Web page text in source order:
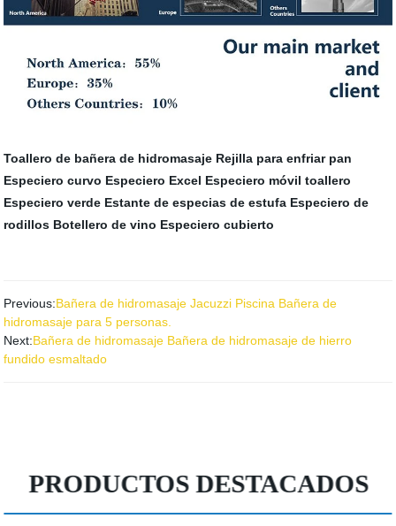
Toallero de bañera de hidromasaje Rejilla para enfriar pan
Especiero curvo Especiero Excel Especiero móvil toallero
Especiero verde Estante de especias de estufa Especiero de
rodillos Botellero de vino Especiero cubierto
Previous:Bañera de hidromasaje Jacuzzi Piscina Bañera de
hidromasaje para 5 personas.
Next:Bañera de hidromasaje Bañera de hidromasaje de hierro
fundido esmaltado
PRODUCTOS DESTACADOS